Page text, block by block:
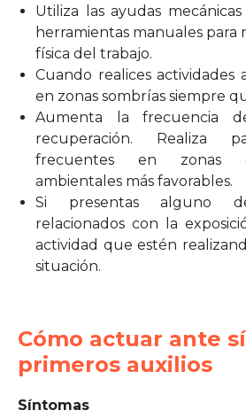
Utiliza las ayudas
herramientas manuales para
física del trabajo.
Cuando realices actividades
en zonas sombrías siempre
Aumenta la frecuencia
recuperación. Realiza
frecuentes en zonas
ambientales más favorables.
Si presentas alguno
relacionados con la
actividad que estén
situación.
Cómo actuar ante
primeros auxilios
Síntomas